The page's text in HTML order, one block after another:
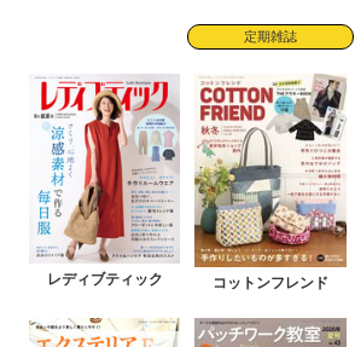
定期雑誌
レディブティック コットンフレンド